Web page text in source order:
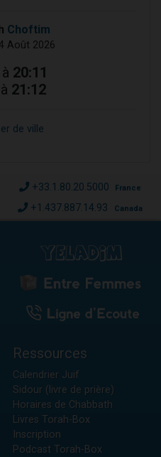
Choftim
Août 2026
20:11
21:12
de ville
+33.1.80.20.5000 France
+1.437.887.14.93 Canada
Ressources
Calendrier Juif
Sidour (livre de prière)
Horaires de Chabbath
Livres Torah-Box
Inscription
Podcast Torah-Box